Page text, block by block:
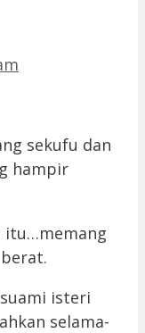
sekufu dan
hampir
itu…memang
isteri
selama-